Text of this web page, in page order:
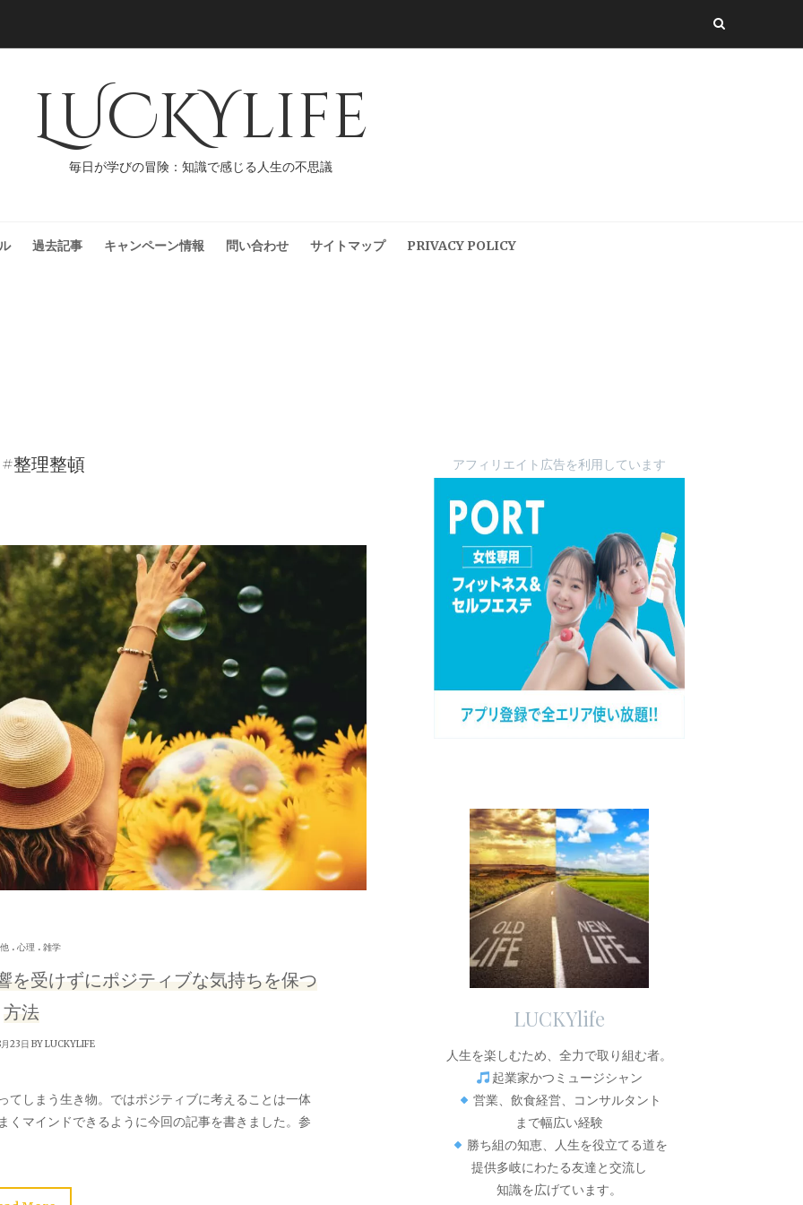
LUCKYlife
毎日が学びの冒険：知識で感じる人生の不思議
過去記事 キャンペーン情報 問い合わせ サイトマップ PRIVACY POLICY
整理整頓
. 心理 . 雑学
を受けずにポジティブな気持ちを保つ
方法
23日 BYLUCKYLIFE
てしまう生き物。ではポジティブに考えることは一体
くマインドできるように今回の記事を書きました。参
アフィリエイト広告を利用しています
LUCKYlife
人生を楽しむため、全力で取り組む者。
起業家かつミュージシャン
営業、飲食経営、コンサルタント
まで幅広い経験
勝ち組の知恵、人生を役立てる道を
提供多岐にわたる友達と交流し
知識を広げています。